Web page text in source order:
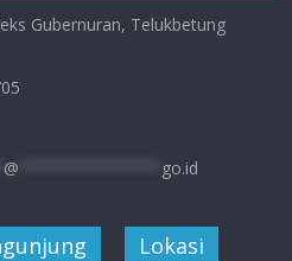
Gubernuran, Telukbetung
@ go.id
Lokasi